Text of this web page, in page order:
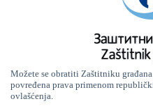
Možete se obratiti Zaštitniku
povređena prava primenom
ovlašćenja.